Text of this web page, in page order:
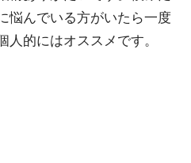
悩んでいる方がいたら一度
的にはオススメです。